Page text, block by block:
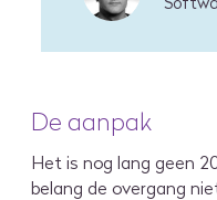
De aanpak
Het is nog lang geen
belang de overgang